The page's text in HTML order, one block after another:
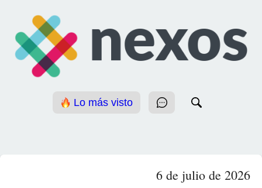
Lo más visto
6 de julio de 2026